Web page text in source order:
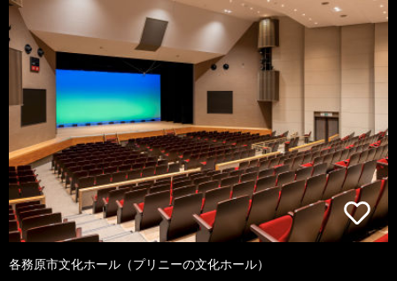
各務原市文化ホール（プリニーの文化ホール）